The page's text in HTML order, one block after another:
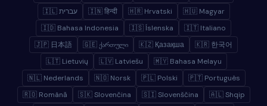
🇮🇱 עברית
🇮🇳 हिन्दी 🇭🇷 Hrvatski
🇭🇺 Magyar
🇮🇩 Bahasa Indonesia
🇮🇸 Íslenska
🇮🇹 Italiano
🇯🇵 日本語
🇬🇪 ქართული 🇰🇿 Қазақша
🇰🇷 한국어
🇱🇹 Lietuvių
🇱🇻 Latviešu
🇲🇾 Bahasa Melayu
🇳🇱 Nederlands
🇳🇴 Norsk 🇵🇱 Polski
🇵🇹 Português
🇷🇴 Română
🇸🇰 Slovenčina 🇸🇮 Slovenščina 🇦🇱 Shqip